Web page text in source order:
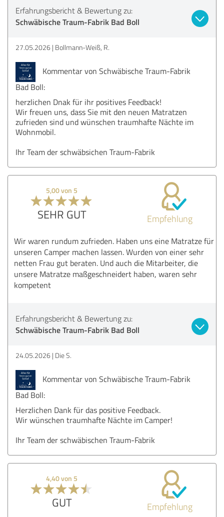
Erfahrungsbericht & Bewertung zu:
Schwäbische Traum-Fabrik Bad Boll
27.05.2026 Bollmann-Weiß, R.
Kommentar von Schwäbische Traum-Fabrik
Bad Boll:
herzlichen Dnak für ihr positives Feedback!
Wir freuen uns, dass Sie mit den neuen Matratzen
zufrieden sind und wünschen traumhafte Nächte im
Wohnmobil.
Ihr Team der schwäbsichen Traum-Fabrik
5,00 von 5
SEHR GUT Empfehlung
Wir waren rundum zufrieden. Haben uns eine Matratze für
unseren Camper machen lassen. Wurden von einer sehr
netten Frau gut beraten. Und auch die Mitarbeiter, die
unsere Matratze maßgeschneidert haben, waren sehr
kompetent
Erfahrungsbericht & Bewertung zu:
Schwäbische Traum-Fabrik Bad Boll
24.05.2026 Die S.
Kommentar von Schwäbische Traum-Fabrik
Bad Boll:
Herzlichen Dank für das positive Feedback.
Wir wünschen traumhafte Nächte im Camper!
Ihr Team der schwäbischen Traum-Fabrik
4,40 von 5
GUT Empfehlung